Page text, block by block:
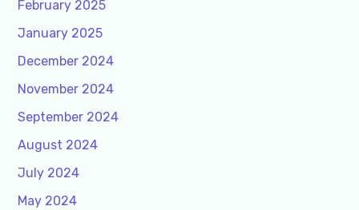
February 2025
January 2025
December 2024
November 2024
September 2024
August 2024
July 2024
May 2024